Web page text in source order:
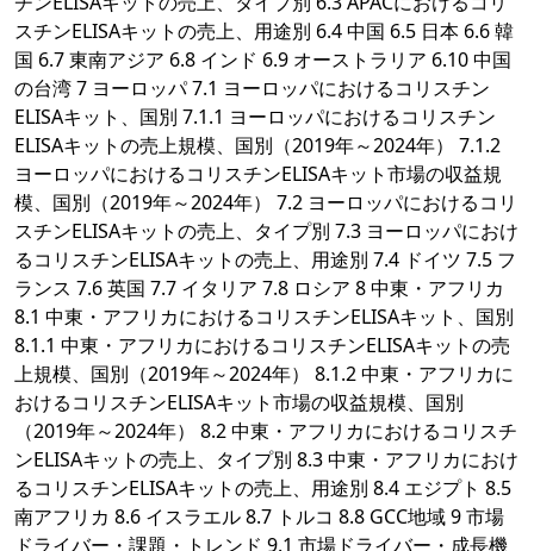
スチンELISAキットの売上、用途別 6.4 中国 6.5 日本 6.6 韓
国 6.7 東南アジア 6.8 インド 6.9 オーストラリア 6.10 中国
の台湾 7 ヨーロッパ 7.1 ヨーロッパにおけるコリスチン
ELISAキット、国別 7.1.1 ヨーロッパにおけるコリスチン
ELISAキットの売上規模、国別（2019年～2024年） 7.1.2
ヨーロッパにおけるコリスチンELISAキット市場の収益規
模、国別（2019年～2024年） 7.2 ヨーロッパにおけるコリ
スチンELISAキットの売上、タイプ別 7.3 ヨーロッパにおけ
るコリスチンELISAキットの売上、用途別 7.4 ドイツ 7.5 フ
ランス 7.6 英国 7.7 イタリア 7.8 ロシア 8 中東・アフリカ
8.1 中東・アフリカにおけるコリスチンELISAキット、国別
8.1.1 中東・アフリカにおけるコリスチンELISAキットの売
上規模、国別（2019年～2024年） 8.1.2 中東・アフリカに
おけるコリスチンELISAキット市場の収益規模、国別
（2019年～2024年） 8.2 中東・アフリカにおけるコリスチ
ンELISAキットの売上、タイプ別 8.3 中東・アフリカにおけ
るコリスチンELISAキットの売上、用途別 8.4 エジプト 8.5
南アフリカ 8.6 イスラエル 8.7 トルコ 8.8 GCC地域 9 市場
ドライバー・課題・トレンド 9.1 市場ドライバー・成長機